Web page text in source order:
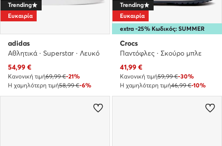
Trending
Ευκαιρία
adidas
Αθλητικά · Superstar · Λευκό
Τρέχουσα τιμή
54,99 €
Κανονική τιμή69,99 €-21%
Η χαμηλότερη τιμή58,99 €-6%
extra -25% Κωδικός: SUMMER
Trending
Ευκαιρία
Crocs
Παντόφλες · Σκούρο μπλε
Τρέχουσα τιμή
41,99 €
Κανονική τιμή59,99 €-30%
Η χαμηλότερη τιμή46,99 €-10%